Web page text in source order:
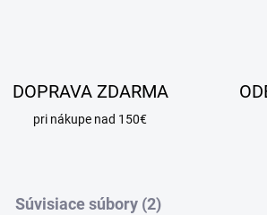
DOPRAVA ZDARMA
pri nákupe nad 150€
Súvisiace súbory (2)